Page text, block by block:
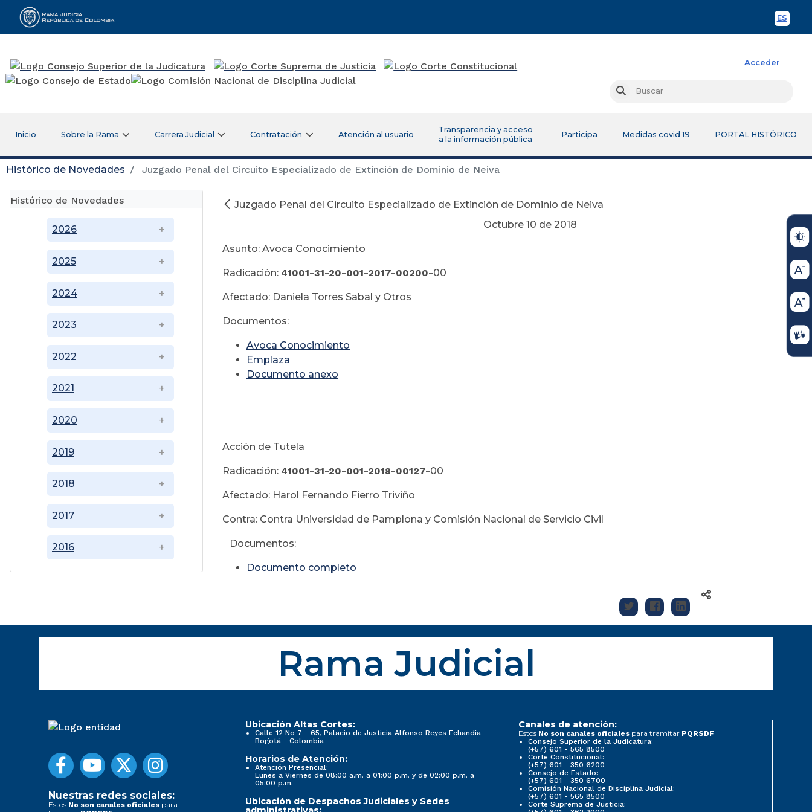
ES
Rama Judicial
Acceder
Buscar
Inicio Sobre la Rama Carrera Judicial Contratación Atención al usuario
Transparencia y acceso
a la información pública
Participa Medidas covid 19 PORTAL HISTÓRICO
Histórico de Novedades Juzgado Penal del Circuito Especializado de Extinción de Dominio de Neiva
Histórico de Novedades
2016
2017
2018
2019
2020
2021
2022
2023
2024
2025
2026
Juzgado Penal del Circuito Especializado de Extinción de Dominio de Neiva
Octubre 10 de 2018
Asunto: Avoca Conocimiento
Radicación: 41001-31-20-001-2017-00200-00
Afectado: Daniela Torres Sabal y Otros
Documentos:
Avoca Conocimiento
Emplaza
Documento anexo
Acción de Tutela
Radicación: 41001-31-20-001-2018-00127-00
Afectado: Harol Fernando Fierro Triviño
Contra: Contra Universidad de Pamplona y Comisión Nacional de Servicio Civil
Documentos:
Documento completo
Rama Judicial
Nuestras redes sociales:
Estos No son canales oficiales para
Ubicación Altas Cortes:
Calle 12 No 7 - 65, Palacio de Justicia Alfonso Reyes Echandía
Bogotá - Colombia
Horarios de Atención:
Atención Presencial:
Lunes a Viernes de 08:00 a.m. a 01:00 p.m. y de 02:00 p.m. a
05:00 p.m.
Ubicación de Despachos Judiciales y Sedes
Canales de atención:
Estos No son canales oficiales para tramitar PQRSDF
Consejo Superior de la Judicatura:
(+57) 601 - 565 8500
Corte Constitucional:
(+57) 601 - 350 6200
Consejo de Estado:
(+57) 601 - 350 6700
Comisión Nacional de Disciplina Judicial:
(+57) 601 - 565 8500
Corte Suprema de Justicia: